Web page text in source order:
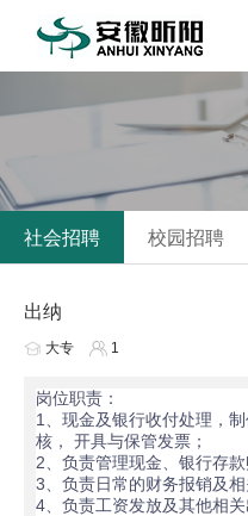
社会招聘 校园招聘
出纳
大专 1
岗位职责：
1、现金及银行收付处理，
核， 开具与保管发票；
2、负责管理现金、银行存款
3、负责日常的财务报销及相
4、负责工资发放及其他相关